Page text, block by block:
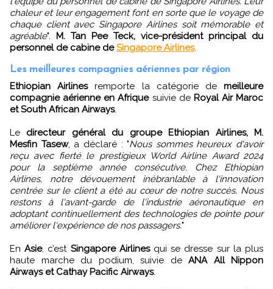
chaleur et leur engagement font en sorte que le voyage de
chaque client avec Singapore Airlines soit mémorable et
agréable". M. Tan Pee Teck, vice-président principal du
personnel de cabine deSingapore Airlines.
Les meilleures compagnies aériennes par région
Ethiopian Airlinesremporte la catégorie demeilleure
compagnie aérienne en Afriquesuivie de Royal Air Maroc
et South African Airways.
Le directeur général du groupe Ethiopian Airlines, M.
Mesfin Tasew, a déclaré : "Nous sommes heureux d'avoir
reçu avec fierté le prestigieux World Airline Award 2024
pour la septième année consécutive. Chez Ethiopian
Airlines, notre dévouement inébranlable à l'innovation
centrée sur le client a été au cœur de notre succès. Nous
restons à l'avant-garde de l'industrie aéronautique en
adoptant continuellement des technologies de pointe pour
améliorer l'expérience de nos passagers."
EnAsie, c’est Singapore Airlinesqui se dresse sur la plus
haute marche du podium, suivie de ANA All Nippon
Airways et Cathay Pacific Airways.